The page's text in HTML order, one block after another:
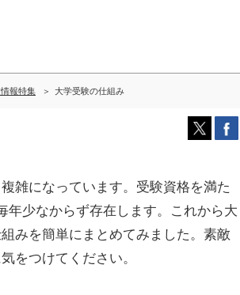
報特集 大学受験の仕組み
雑になっています。受験資格を満た
年少なからず存在します。これから大
みを簡単にまとめてみました。素敵
をつけてください。